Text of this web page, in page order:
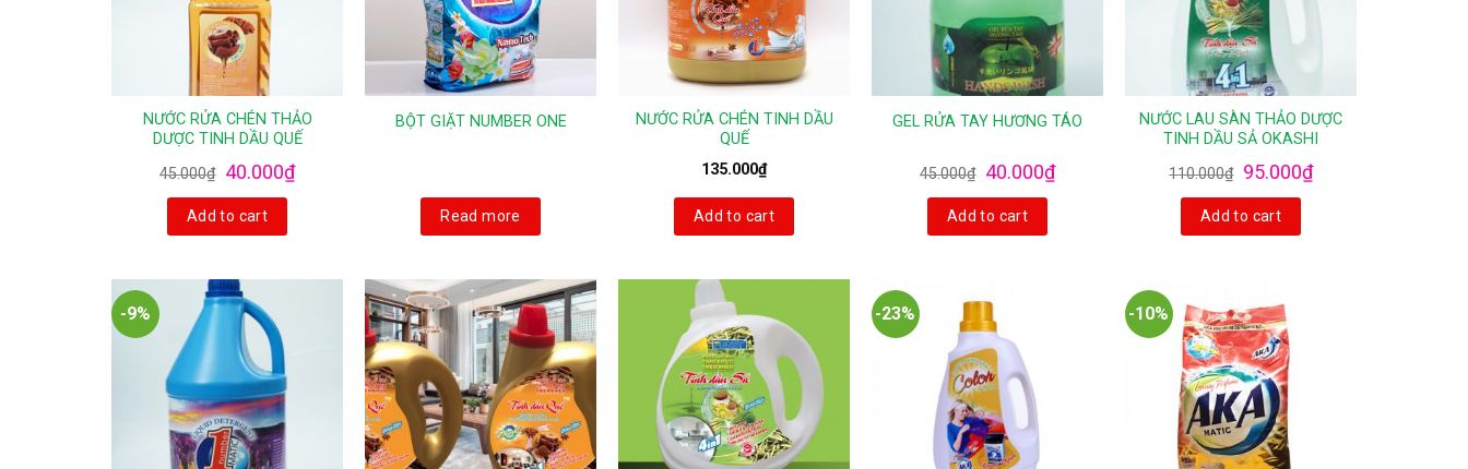
NƯỚC RỬA CHÉN THẢO
DƯỢC TINH DẦU QUẾ
45.000₫ 40.000₫
Add to cart
BỘT GIẶT NUMBER ONE
Read more
NƯỚC RỬA CHÉN TINH DẦU
QUẾ
135.000₫
Add to cart
GEL RỬA TAY HƯƠNG TÁO
45.000₫ 40.000₫
Add to cart
NƯỚC LAU SÀN THẢO DƯỢC
TINH DẦU SẢ OKASHI
110.000₫ 95.000₫
Add to cart
-9% -23% -10%